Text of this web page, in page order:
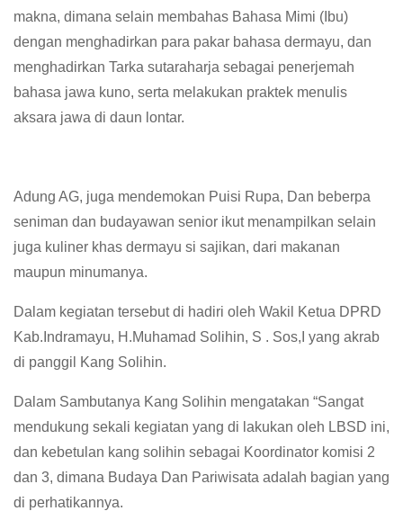
makna, dimana selain membahas Bahasa Mimi (Ibu)
dengan menghadirkan para pakar bahasa dermayu, dan
menghadirkan Tarka sutaraharja sebagai penerjemah
bahasa jawa kuno, serta melakukan praktek menulis
aksara jawa di daun lontar.
Adung AG, juga mendemokan Puisi Rupa, Dan beberpa
seniman dan budayawan senior ikut menampilkan selain
juga kuliner khas dermayu si sajikan, dari makanan
maupun minumanya.
Dalam kegiatan tersebut di hadiri oleh Wakil Ketua DPRD
Kab.Indramayu, H.Muhamad Solihin, S . Sos,I yang akrab
di panggil Kang Solihin.
Dalam Sambutanya Kang Solihin mengatakan “Sangat
mendukung sekali kegiatan yang di lakukan oleh LBSD ini,
dan kebetulan kang solihin sebagai Koordinator komisi 2
dan 3, dimana Budaya Dan Pariwisata adalah bagian yang
di perhatikannya.